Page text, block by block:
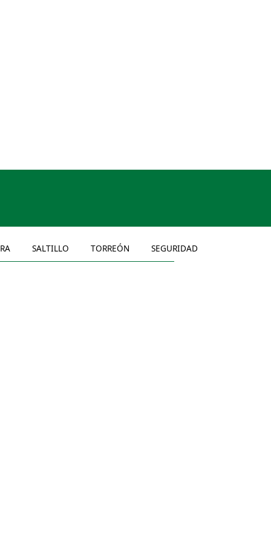
SALTILLO TORREÓN SEGURIDAD